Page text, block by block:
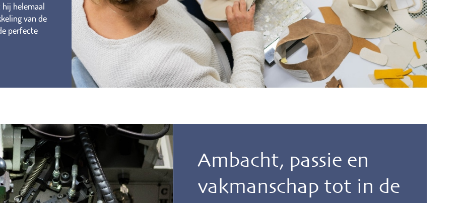
helemaal
van de
perfecte
Ambacht, passie en
vakmanschap tot in de